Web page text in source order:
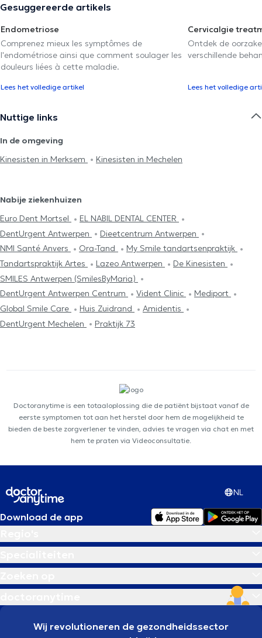
Gesuggereerde artikels
Endometriose
Comprenez mieux les symptômes de
l'endométriose ainsi que comment soulager les
douleurs liées à cette maladie.
Lees het volledige artikel
Cervicalgie
Ontdek de
verschillende
Lees het volledige
Nuttige links
In de omgeving
Kinesisten in Merksem
Kinesisten in Mechelen
Nabije ziekenhuizen
Euro Dent Mortsel
EL NABIL DENTAL CENTER
DentUrgent Antwerpen
Dieetcentrum Antwerpen
NMI Santé Anvers
Ora-Tand
My Smile tandartsenpraktijk
Tandartspraktijk Artes
Lazeo Antwerpen
De Kinesisten
SMILES Antwerpen (SmilesByMaria)
DentUrgent Antwerpen Centrum
Vident Clinic
Mediport
Global Smile Care
Huis Zuidrand
Amidentis
DentUrgent Mechelen
Praktijk 73
Doctoranytime is een totaaloplossing die de patiënt bijstaat vanaf de
eerste symptomen tot aan het herstel door hem de mogelijkheid te
bieden de beste zorgverlener te vinden, advies te vragen via chat en met
hem te praten via Videoconsultatie.
NL
Download de app
Wij revolutioneren de gezondheidssector